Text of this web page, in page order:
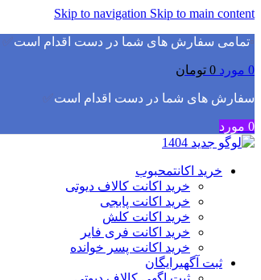
Skip to navigation Skip to main content
▫️تمامی سفارش های شما در دست اقدام است✅
0 مورد 0 تومان
سفارش های شما در دست اقدام است✅
0 مورد
خرید اکانتمحبوب
خرید اکانت کالاف دیوتی
خرید اکانت پابجی
خرید اکانت کلش
خرید اکانت فری فایر
خرید اکانت پسر خوانده
ثبت آگهیرایگان